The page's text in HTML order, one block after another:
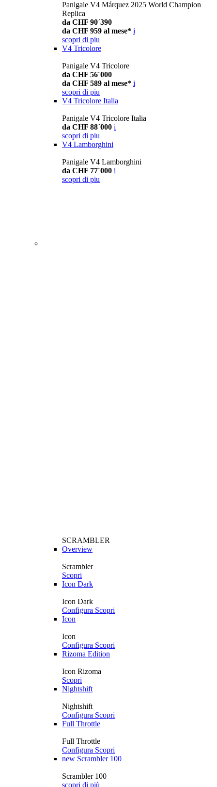
Panigale V4 Márquez 2025 World Champion
Replica
da CHF 90´390
da CHF 959 al mese* i
scopri di piu
V4 Tricolore
Panigale V4 Tricolore
da CHF 56´000
da CHF 589 al mese* i
scopri di piu
V4 Tricolore Italia
Panigale V4 Tricolore Italia
da CHF 88´000 i
scopri di piu
V4 Lamborghini
Panigale V4 Lamborghini
da CHF 77´000 i
scopri di piu
SCRAMBLER
Overview
Scrambler
Scopri
Icon Dark
Icon Dark
Configura Scopri
Icon
Icon
Configura Scopri
Rizoma Edition
Icon Rizoma
Scopri
Nightshift
Nightshift
Configura Scopri
Full Throttle
Full Throttle
Configura Scopri
new Scrambler 100
Scrambler 100
scopri di più